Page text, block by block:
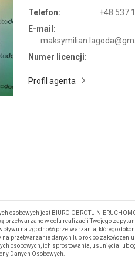
Telefon:
+48 537
E-mail:
Numer licencji:
Profil agenta
osobowych jest BIURO OBROTU
przetwarzane w celu realizacji Twojego
na zgodność przetwarzania, którego
przetwarzanie danych lub rok po
osobowych, ich sprostowania, usunięcia
Danych Osobowych.